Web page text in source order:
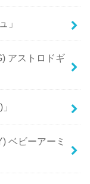
」
アストロドギ
ベビーアーミ